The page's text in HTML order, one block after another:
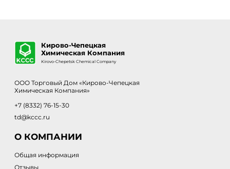
Кирово-Чепецкая
Химическая Компания
Kirovo-Chepetsk Chemical Company
ООО Торговый Дом «Кирово-Чепецкая
Химическая Компания»
+7 (8332) 76-15-30
td@kccc.ru
О КОМПАНИИ
Общая информация
Отзывы